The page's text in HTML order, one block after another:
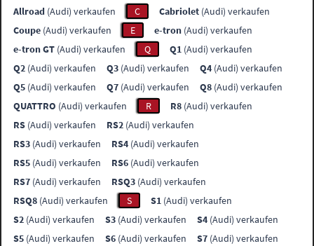
Allroad (Audi) verkaufen C Cabriolet (Audi) verkaufen
Coupe (Audi) verkaufen E e-tron (Audi) verkaufen
e-tron GT (Audi) verkaufen Q Q1 (Audi) verkaufen
Q2 (Audi) verkaufen Q3 (Audi) verkaufen Q4 (Audi) verkaufen
Q5 (Audi) verkaufen Q7 (Audi) verkaufen Q8 (Audi) verkaufen
QUATTRO (Audi) verkaufen R R8 (Audi) verkaufen
RS (Audi) verkaufen RS2 (Audi) verkaufen
RS3 (Audi) verkaufen RS4 (Audi) verkaufen
RS5 (Audi) verkaufen RS6 (Audi) verkaufen
RS7 (Audi) verkaufen RSQ3 (Audi) verkaufen
RSQ8 (Audi) verkaufen S S1 (Audi) verkaufen
S2 (Audi) verkaufen S3 (Audi) verkaufen S4 (Audi) verkaufen
S5 (Audi) verkaufen S6 (Audi) verkaufen S7 (Audi) verkaufen